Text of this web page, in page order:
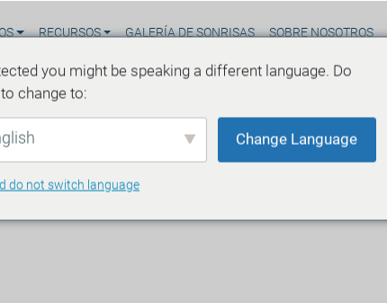
RECURSOS GALERÍA DE SONRISAS SOBRE NOSOTROS
you might be speaking a different language. Do
change to:
Change Language
do not switch language